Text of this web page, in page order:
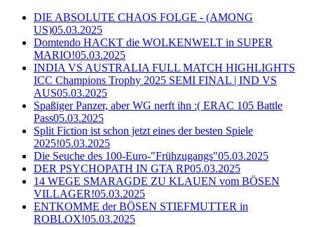
DIE ABSOLUTE CHAOS FOLGE - (AMONG
US)05.03.2025
Domtendo HACKT die WOLKENWELT in SUPER
MARIO!05.03.2025
INDIA VS AUSTRALIA FULL MATCH HIGHLIGHTS
ICC Champions Trophy 2025 SEMI FINAL | IND VS
AUS05.03.2025
Spaßiger Panzer, aber WG nerft ihn :( ERAC 105 Battle
Pass05.03.2025
Split Fiction ist schon jetzt eines der besten Spiele
2025!05.03.2025
Die Seuche des 100-Euro-"Frühzugangs"05.03.2025
DER PSYCHOPATH IN GTA RP05.03.2025
14 WEGE SMARAGDE ZU KLAUEN vom BÖSEN
VILLAGER!05.03.2025
ENTKOMME der BÖSEN STIEFMUTTER in
ROBLOX!05.03.2025